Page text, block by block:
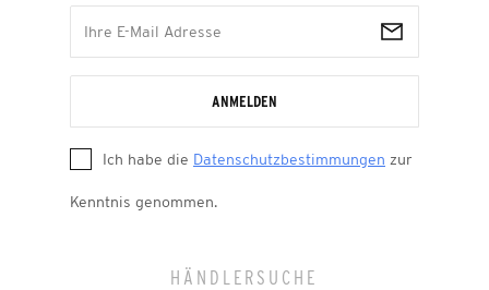
ANMELDEN
Ich habe die Datenschutzbestimmungen zur
Kenntnis genommen.
HÄNDLERSUCHE